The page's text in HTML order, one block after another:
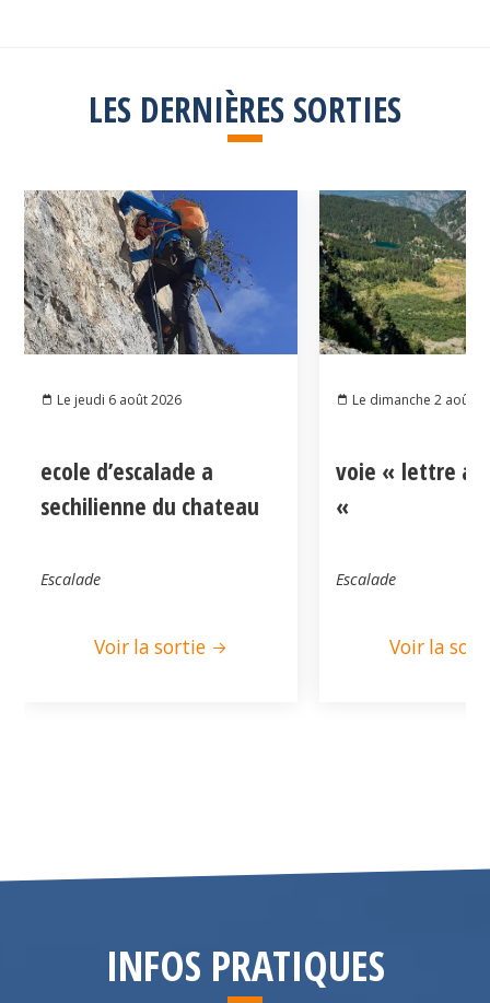
LES DERNIÈRES SORTIES
Le jeudi 6 août 2026
ecole d’escalade a
sechilienne du chateau
Escalade
Voir la sortie
Le dimanche 2 août
voie « lettre
«
Escalade
Voir la
INFOS PRATIQUES